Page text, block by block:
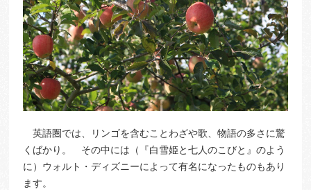
英語圏では、リンゴを含むことわざや歌、物語の多さに驚
くばかり。 その中には（『白雪姫と七人のこびと』のよう
に）ウォルト・ディズニーによって有名になったものもあり
ます。